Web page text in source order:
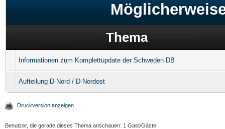
Thema
Informationen zum Komplettupdate der Schweden DB
Aufteilung D-Nord / D-Nordost
Druckversion anzeigen
Benutzer, die gerade dieses Thema anschauen: 1 Gast/Gäste